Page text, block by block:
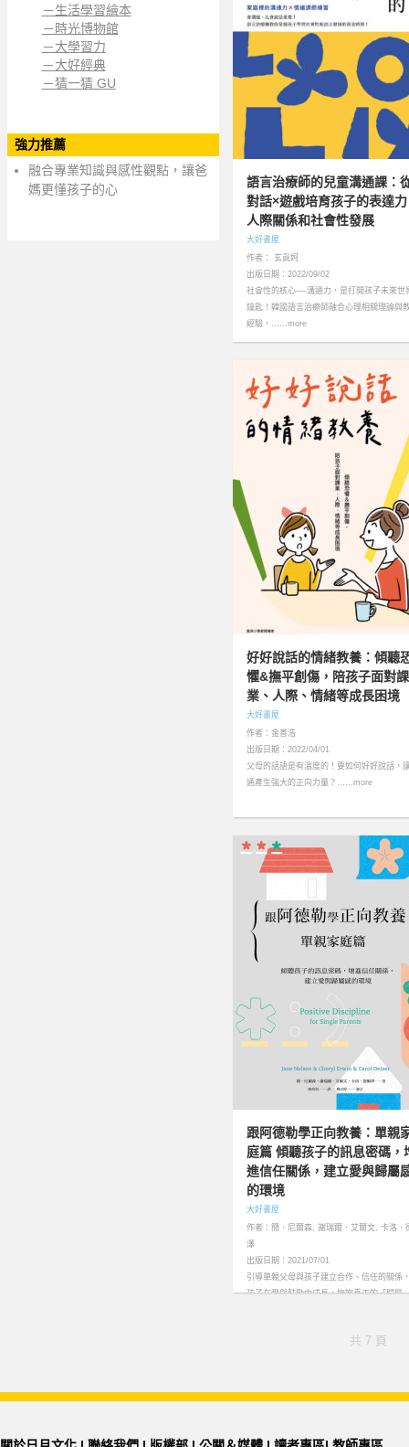
－生活學習繪本
－時光博物館
－大學習力
－大好經典
－猜一猜 GU
強力推薦
融合專業知識與感性觀點，讓爸
媽更懂孩子的心
語言治療師的兒童溝通課：
對話×遊戲培育孩子的表達
人際關係和社會性發展
大好書屋
作者： 玄眞妸
出版日期：2022/09/02
社會性的核心──溝通力，是打開孩子未來世
鑰匙！韓國語言治療師融合心理相關理論與
經驗，……more
好好說話的情緒教養：傾聽
懼&撫平創傷，陪孩子面對課
業、人際、情緒等成長困境
大好書屋
作者：金善浩
出版日期：2022/04/01
父母的話語是有溫度的！要如何好好說話，
通產生強大的正向力量？……more
跟阿德勒學正向教養：單親
庭篇 傾聽孩子的訊息密碼，
進信任關係，建立愛與歸屬
的環境
大好書屋
作者：簡．尼爾森, 謝瑞爾．艾爾文, 卡洛．
澤
出版日期：2021/07/01
引導單親父母與孩子建立合作、信任的關係
孩子在愛與鼓勵中成長，擁抱真正的「歸屬
共 7 頁